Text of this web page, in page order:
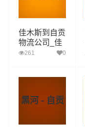
佳木斯到自贡
物流公司_佳
木斯到自贡货
261 0
黑河 - 自贡